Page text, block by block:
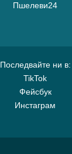
Пшелеви24
Последвайте ни в:
TikTok
Фейсбук
Инстаграм